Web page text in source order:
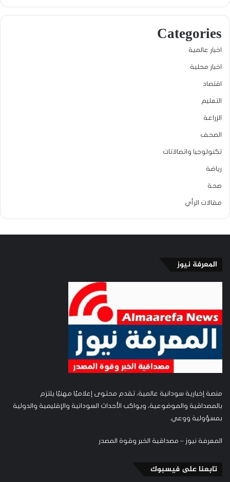
Categories
اخبار عالمية
اخبار محلية
اقتصاد
التعليم
الزراعة
الصحف
تكنولوجيا واتصالاتات
رياضة
صحة
مقالات الرأي
المعرفة نيوز
منصة إخبارية سودانية عالمية، تقدم محتوى إعلاميًا مهنيًا يلتزم
بالمصداقية والموضوعية، ويواكب الأحداث السودانية والإقليمية والدولية
بمسؤولية ووعي.
المعرفة نيوز – مصداقية الخبر وقوة المصدر
تابعنا على فيسبوك